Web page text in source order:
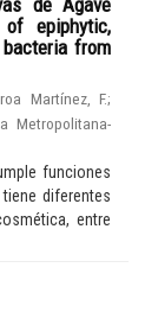
epiphytic,
from
Martínez, F.;
Metropolitana-
funciones
diferentes
entre